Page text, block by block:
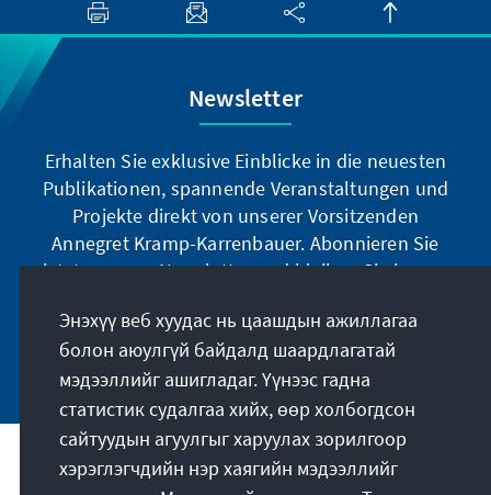
Newsletter
Erhalten Sie exklusive Einblicke in die neuesten
Publikationen, spannende Veranstaltungen und
Projekte direkt von unserer Vorsitzenden
Annegret Kramp-Karrenbauer. Abonnieren Sie
jetzt unseren Newsletter und bleiben Sie immer
Jetzt abonnieren
Бидний үүрэг зорилго
Энэхүү веб хуудас нь цаашдын ажиллагаа
болон аюулгүй байдалд шаардлагатай
мэдээллийг ашигладаг. Үүнээс гадна
статистик судалгаа хийх, өөр холбогдсон
сайтуудын агуулгыг харуулах зорилгоор
хэрэглэгчдийн нэр хаягийн мэдээллийг